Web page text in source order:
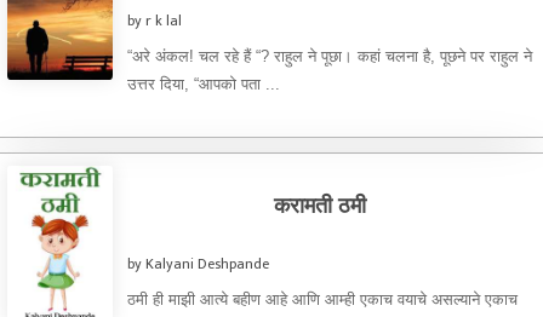
by r k lal
“अरे अंकल! चल रहे हैं “? राहुल ने पूछा। कहां चलना है, पूछने पर राहुल ने
उत्तर दिया, “आपको पता ...
करामती ठमी
by Kalyani Deshpande
ठमी ही माझी आत्ये बहीण आहे आणि आम्ही एकाच वयाचे असल्याने एकाच